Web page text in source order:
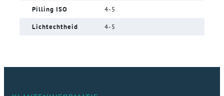
Pilling ISO 4-5
Lichtechtheid 4-5